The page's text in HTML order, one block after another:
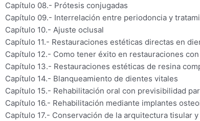
Capítulo 08.- Prótesis conjugadas
Capítulo 09.- Interrelación entre periodoncia y
Capítulo 10.- Ajuste oclusal
Capítulo 11.- Restauraciones estéticas directas en
Capítulo 12.- Como tener éxito en restauraciones
Capítulo 13.- Restauraciones estéticas de resina
Capítulo 14.- Blanqueamiento de dientes vitales
Capítulo 15.- Rehabilitación oral con previsibilidad
Capítulo 16.- Rehabilitación mediante implantes
Capítulo 17.- Conservación de la arquitectura tisular